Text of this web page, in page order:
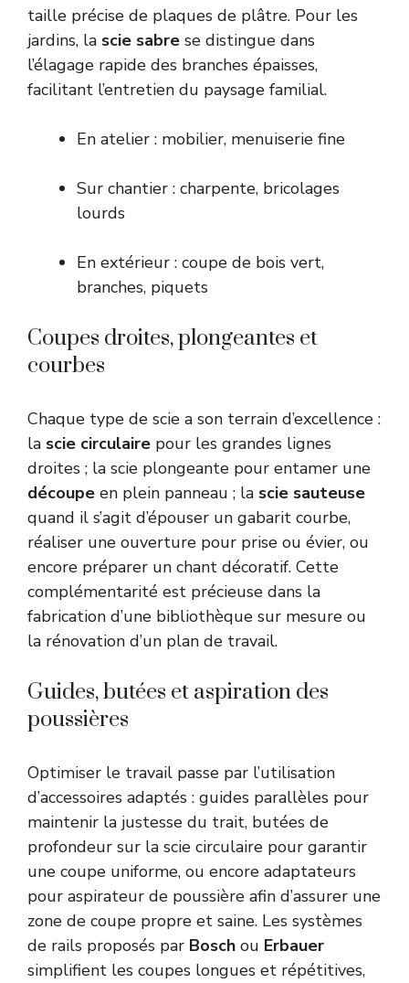
taille précise de plaques de plâtre. Pour les
jardins, la scie sabre se distingue dans
l’élagage rapide des branches épaisses,
facilitant l’entretien du paysage familial.
En atelier : mobilier, menuiserie fine
Sur chantier : charpente, bricolages
lourds
En extérieur : coupe de bois vert,
branches, piquets
Coupes droites, plongeantes et
courbes
Chaque type de scie a son terrain d’excellence :
la scie circulaire pour les grandes lignes
droites ; la scie plongeante pour entamer une
découpe en plein panneau ; la scie sauteuse
quand il s’agit d’épouser un gabarit courbe,
réaliser une ouverture pour prise ou évier, ou
encore préparer un chant décoratif. Cette
complémentarité est précieuse dans la
fabrication d’une bibliothèque sur mesure ou
la rénovation d’un plan de travail.
Guides, butées et aspiration des
poussières
Optimiser le travail passe par l’utilisation
d’accessoires adaptés : guides parallèles pour
maintenir la justesse du trait, butées de
profondeur sur la scie circulaire pour garantir
une coupe uniforme, ou encore adaptateurs
pour aspirateur de poussière afin d’assurer une
zone de coupe propre et saine. Les systèmes
de rails proposés par Bosch ou Erbauer
simplifient les coupes longues et répétitives,